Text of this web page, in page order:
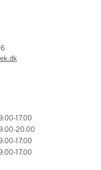
17.00
20.00
17.00
17.00